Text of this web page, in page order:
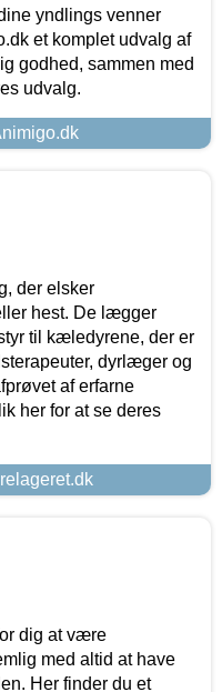
yndlings venner
et komplet udvalg af
godhed, sammen med
udvalg.
der elsker
hest. De lægger
til kæledyrene, der er
dyrlæger og
af erfarne
her for at se deres
dig at være
med altid at have
Her finder du et